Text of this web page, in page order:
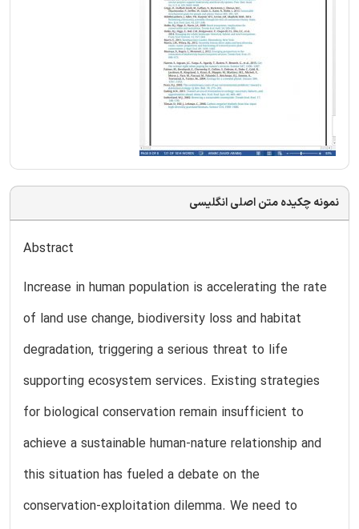
نمونه چکیده متن اصلی انگلیسی
Abstract
Increase in human population is accelerating the rate
of land use change, biodiversity loss and habitat
degradation, triggering a serious threat to life
supporting ecosystem services. Existing strategies
for biological conservation remain insufficient to
achieve a sustainable human-nature relationship and
this situation has fueled a debate on the
conservation-exploitation dilemma. We need to